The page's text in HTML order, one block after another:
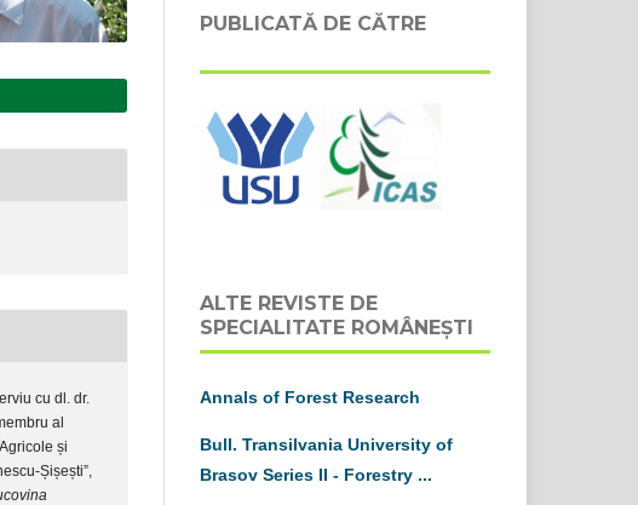
cu dl. dr.
al
și
Șișești”,
PUBLICATĂ DE CĂTRE
ALTE REVISTE DE
SPECIALITATE ROMÂNEȘTI
Annals of Forest Research
Bull. Transilvania University of
Brasov Series II - Forestry ...